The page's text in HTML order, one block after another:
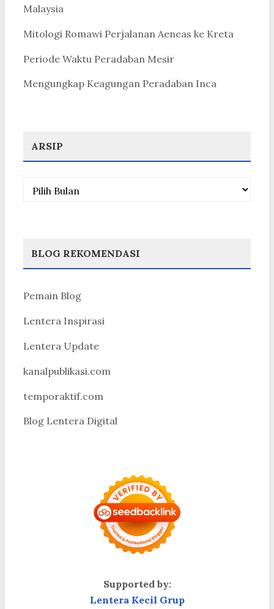
Malaysia
Mitologi Romawi Perjalanan Aeneas ke Kreta
Periode Waktu Peradaban Mesir
Mengungkap Keagungan Peradaban Inca
ARSIP
Arsip
BLOG REKOMENDASI
Pemain Blog
Lentera Inspirasi
Lentera Update
kanalpublikasi.com
temporaktif.com
Blog Lentera Digital
Supported by:
Lentera Kecil Grup